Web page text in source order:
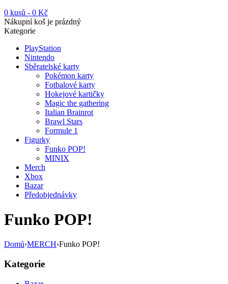
0 kusů - 0 Kč
Nákupní koš je prázdný
Kategorie
PlayStation
Nintendo
Sběratelské karty
Pokémon karty
Fotbalové karty
Hokejové kartičky
Magic the gathering
Italian Brainrot
Brawl Stars
Formule 1
Figurky
Funko POP!
MINIX
Merch
Xbox
Bazar
Předobjednávky
Funko POP!
Domů›MERCH›Funko POP!
Kategorie